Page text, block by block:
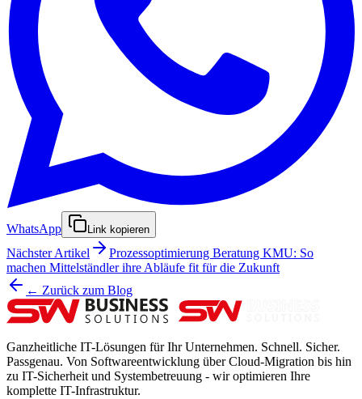
WhatsApp Link kopieren
Nächster Artikel
Prozessoptimierung Beratung KMU: So
machen Mittelständler ihre Abläufe fit für die Zukunft
← Zurück zum Blog
Ganzheitliche IT-Lösungen für Ihr Unternehmen. Schnell. Sicher.
Passgenau. Von Softwareentwicklung über Cloud-Migration bis hin
zu IT-Sicherheit und Systembetreuung - wir optimieren Ihre
komplette IT-Infrastruktur.